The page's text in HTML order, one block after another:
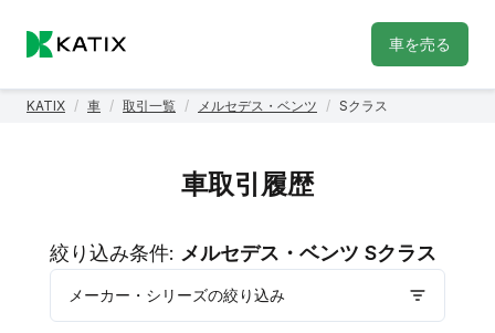
車を売る
KATIX / 車 / 取引一覧 / メルセデス・ベンツ / Sクラス
車取引履歴
絞り込み条件: メルセデス・ベンツ Sクラス
メーカー・シリーズの絞り込み